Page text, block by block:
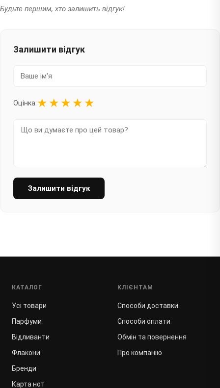
Будьте першим, хто залишить відгук!
Залишити відгук
Оцінка:★ ★ ★ ★ ★
Залишити відгук
КАТАЛОГ
Усі товари
Парфуми
Відливанти
Флакони
Бренди
Карта нот
КЛІЄНТАМ
Способи доставки
Способи оплати
Обмін та повернення
Про компанію